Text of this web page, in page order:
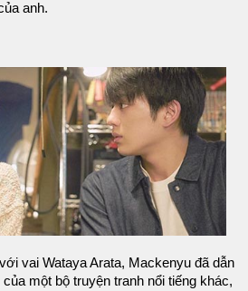
anh.
vai Wataya Arata, Mackenyu đã dẫn
một bộ truyện tranh nổi tiếng khác,